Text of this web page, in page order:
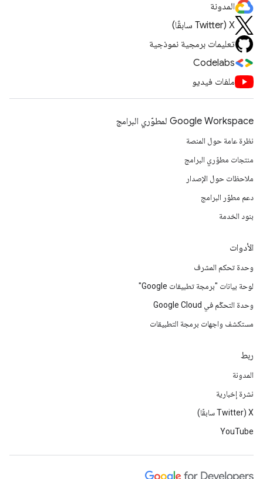
المدونة
‫X ‏(Twitter سابقًا)
تعليمات برمجية نموذجية
Codelabs
ملفات فيديو
Google Workspace لمطوّري البرامج
نظرة عامة حول المنصة
منتجات مطوّري البرامج
ملاحظات حول الإصدار
دعم مطوّر البرامج
بنود الخدمة
الأدوات
وحدة تحكم المشرف
لوحة بيانات "برمجة تطبيقات Google"
وحدة التحكّم في Google Cloud
مستكشف واجهات برمجة التطبيقات
ربط
المدونة
نشرة إخبارية
‫X ‏(Twitter سابقًا)
YouTube